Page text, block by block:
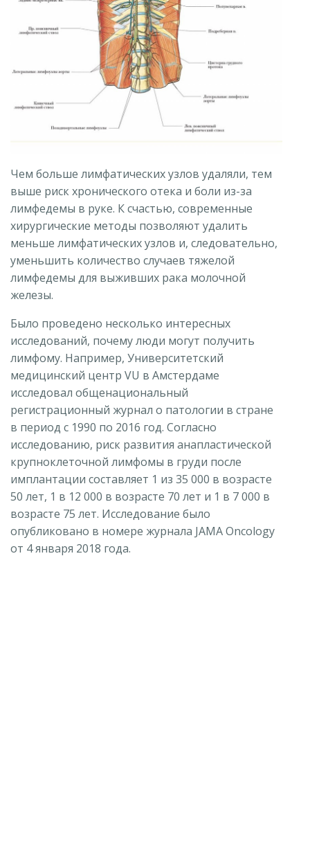
Чем больше лимфатических узлов удаляли, тем
выше риск хронического отека и боли из-за
лимфедемы в руке. К счастью, современные
хирургические методы позволяют удалить
меньше лимфатических узлов и, следовательно,
уменьшить количество случаев тяжелой
лимфедемы для выживших рака молочной
железы.
Было проведено несколько интересных
исследований, почему люди могут получить
лимфому. Например, Университетский
медицинский центр VU в Амстердаме
исследовал общенациональный
регистрационный журнал о патологии в стране
в период с 1990 по 2016 год. Согласно
исследованию, риск развития анапластической
крупноклеточной лимфомы в груди после
имплантации составляет 1 из 35 000 в возрасте
50 лет, 1 в 12 000 в возрасте 70 лет и 1 в 7 000 в
возрасте 75 лет. Исследование было
опубликовано в номере журнала JAMA Oncology
от 4 января 2018 года.